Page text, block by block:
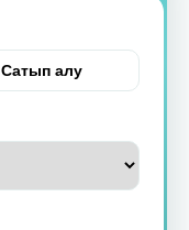
Сатып алу